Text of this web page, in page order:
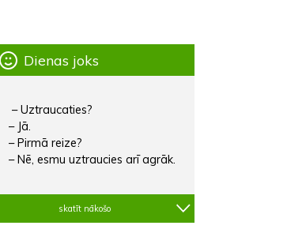
Dienas joks
– Uztraucaties?
– Jā.
– Pirmā reize?
– Nē, esmu uztraucies arī agrāk.
skatīt nākošo